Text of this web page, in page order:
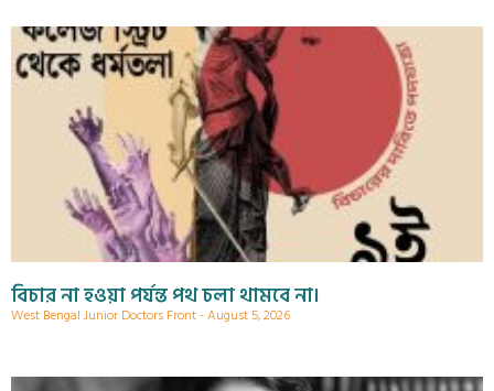
বিচার না হওয়া পর্যন্ত পথ চলা থামবে না।
West Bengal Junior Doctors Front August 5, 2026